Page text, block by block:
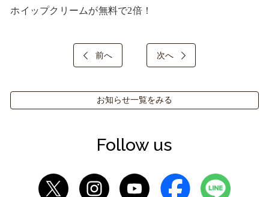
ホイップクリームが無料で2倍！
前へ 次へ
お知らせ一覧をみる
Follow us